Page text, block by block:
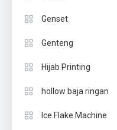
Genset
Genteng
Hijab Printing
hollow baja ringan
Ice Flake Machine